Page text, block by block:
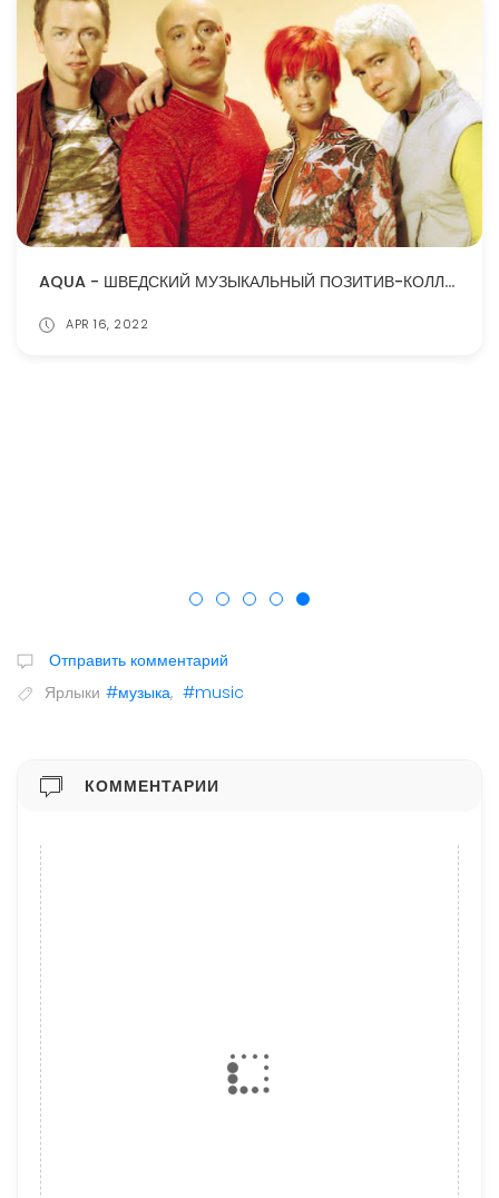
AQUA - ШВЕДСКИЙ МУЗЫКАЛЬНЫЙ ПОЗИТИВ-КОЛЛЕКТИВ
APR 16, 2022
Отправить комментарий
Ярлыки #музыка, #music
КОММЕНТАРИИ